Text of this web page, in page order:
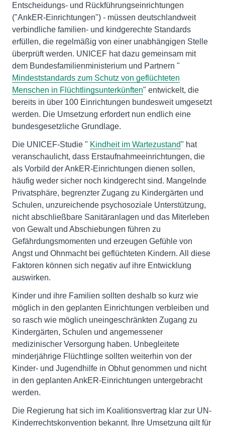
Entscheidungs- und Rückführungseinrichtungen
("AnkER-Einrichtungen") - müssen deutschlandweit
verbindliche familien- und kindgerechte Standards
erfüllen, die regelmäßig von einer unabhängigen Stelle
überprüft werden. UNICEF hat dazu gemeinsam mit
dem Bundesfamilienministerium und Partnern "
Mindeststandards zum Schutz von geflüchteten
Menschen in Flüchtlingsunterkünften" entwickelt, die
bereits in über 100 Einrichtungen bundesweit umgesetzt
werden. Die Umsetzung erfordert nun endlich eine
bundesgesetzliche Grundlage.
Die UNICEF-Studie " Kindheit im Wartezustand" hat
veranschaulicht, dass Erstaufnahmeeinrichtungen, die
als Vorbild der AnkER-Einrichtungen dienen sollen,
häufig weder sicher noch kindgerecht sind. Mangelnde
Privatsphäre, begrenzter Zugang zu Kindergärten und
Schulen, unzureichende psychosoziale Unterstützung,
nicht abschließbare Sanitäranlagen und das Miterleben
von Gewalt und Abschiebungen führen zu
Gefährdungsmomenten und erzeugen Gefühle von
Angst und Ohnmacht bei geflüchteten Kindern. All diese
Faktoren können sich negativ auf ihre Entwicklung
auswirken.
Kinder und ihre Familien sollten deshalb so kurz wie
möglich in den geplanten Einrichtungen verbleiben und
so rasch wie möglich uneingeschränkten Zugang zu
Kindergärten, Schulen und angemessener
medizinischer Versorgung haben. Unbegleitete
minderjährige Flüchtlinge sollten weiterhin von der
Kinder- und Jugendhilfe in Obhut genommen und nicht
in den geplanten AnkER-Einrichtungen untergebracht
werden.
Die Regierung hat sich im Koalitionsvertrag klar zur UN-
Kinderrechtskonvention bekannt. Ihre Umsetzung gilt für